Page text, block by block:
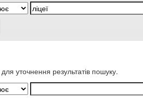
уточнення результатів пошуку.